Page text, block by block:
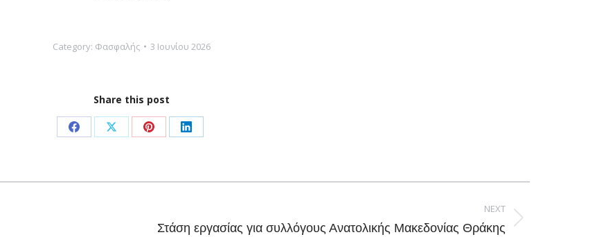
Category: Φασφαλής 3 Ιουνίου 2026
Share this post
Share
Facebook
Share
X
Share
Pinterest
Share
LinkedIn
NEXT
Next
Στάση εργασίας για συλλόγους Ανατολικής Μακεδονίας Θράκης